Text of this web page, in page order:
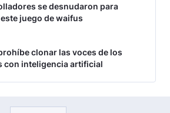
se desnudaron para
juego de waifus
clonar las voces de los
con inteligencia artificial